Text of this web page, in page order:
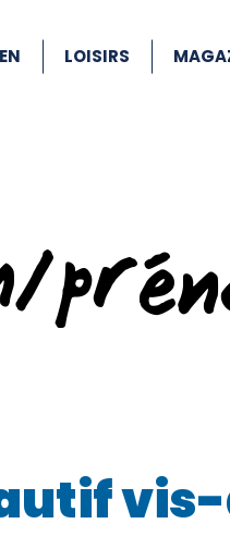
LOISIRS